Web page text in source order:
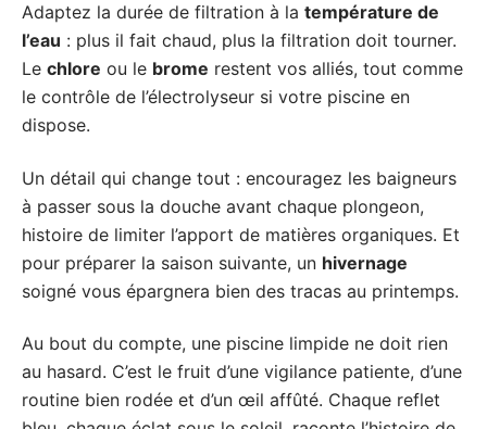
Adaptez la durée de filtration à la température de
l’eau : plus il fait chaud, plus la filtration doit tourner.
Le chlore ou le brome restent vos alliés, tout comme
le contrôle de l’électrolyseur si votre piscine en
dispose.
Un détail qui change tout : encouragez les baigneurs
à passer sous la douche avant chaque plongeon,
histoire de limiter l’apport de matières organiques. Et
pour préparer la saison suivante, un hivernage
soigné vous épargnera bien des tracas au printemps.
Au bout du compte, une piscine limpide ne doit rien
au hasard. C’est le fruit d’une vigilance patiente, d’une
routine bien rodée et d’un œil affûté. Chaque reflet